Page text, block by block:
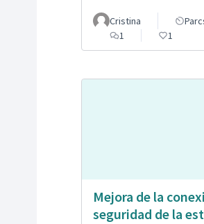
Cristina
1
1
Mejora de la
seguridad de la